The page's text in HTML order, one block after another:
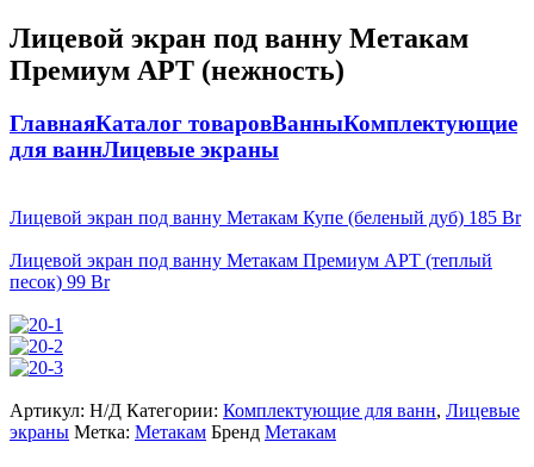
Лицевой экран под ванну Метакам
Премиум АРТ (нежность)
ГлавнаяКаталог товаровВанныКомплектующие
для ваннЛицевые экраны
Лицевой экран под ванну Метакам Купе (беленый дуб) 185 Br
Лицевой экран под ванну Метакам Премиум АРТ (теплый
песок) 99 Br
Артикул: Н/Д Категории: Комплектующие для ванн, Лицевые
экраны Метка: Метакам Бренд Метакам